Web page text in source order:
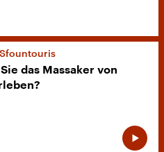
das Massaker von